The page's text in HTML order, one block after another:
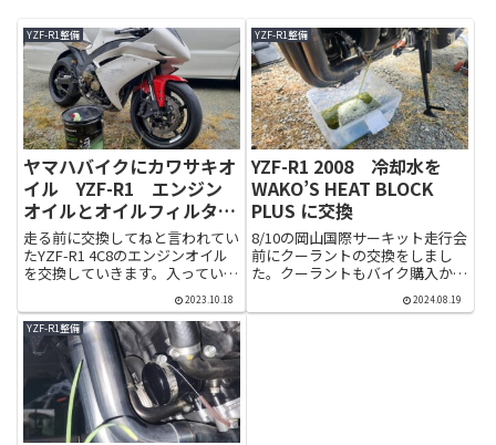
YZF-R1整備
ヤマハバイクにカワサキオ
イル YZF-R1 エンジン
オイルとオイルフィルター
交換
走る前に交換してねと言われてい
たYZF-R1 4C8のエンジンオイル
を交換していきます。入っている
たが、今回はZX-10Rと同じの冴
強を使いたいと思います。ヤマハ
のバイクにカワサキのエンジンオ
イル・・・。ヤマハ...
2023.10.18
YZF-R1整備
YZF-R1 2008 冷却水を
WAKO’S HEAT BLOCK
PLUS に交換
8/10の岡山国際サーキット走行会
前にクーラントの交換をしまし
た。クーラントもバイク購入から
回初交換。リザーバータンクは右
2024.08.19
YZF-R1整備